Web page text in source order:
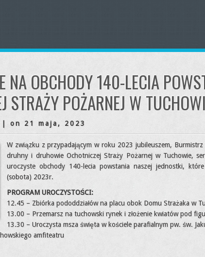
NA OBCHODY 140-LECIA
STRAŻY POŻARNEJ W
| on 21 maja, 2023
W związku z przypadającym w roku 2023 jubileuszem,
druhny i druhowie Ochotniczej Straży Pożarnej w Tuchowie,
uroczyste obchody 140-lecia powstania naszej jednostki,
(sobota) 2023r.
PROGRAM UROCZYSTOŚCI:
12.45 – Zbiórka pododdziałów na placu obok Domu Strażaka w
13.00 – Przemarsz na tuchowski rynek i złożenie kwiatów pod
13.30 – Uroczysta msza święta w kościele parafialnym pw. św.
amfiteatru